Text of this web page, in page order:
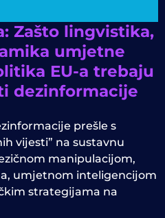
Zašto lingvistika,
umjetne
EU-a trebaju
dezinformacije
prešle s
vijesti” na sustavnu
manipulacijom,
umjetnom inteligencijom
strategijama na